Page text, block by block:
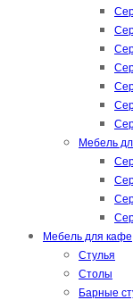
Мебель
Мебель для
Стулья
Столы
Барные